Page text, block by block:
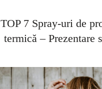
TOP 7 Spray-uri de
termică – Prezentare